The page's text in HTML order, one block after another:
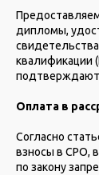
дипломы,
квалификации
Оплата в
Согласно
взносы в СРО,
по закону